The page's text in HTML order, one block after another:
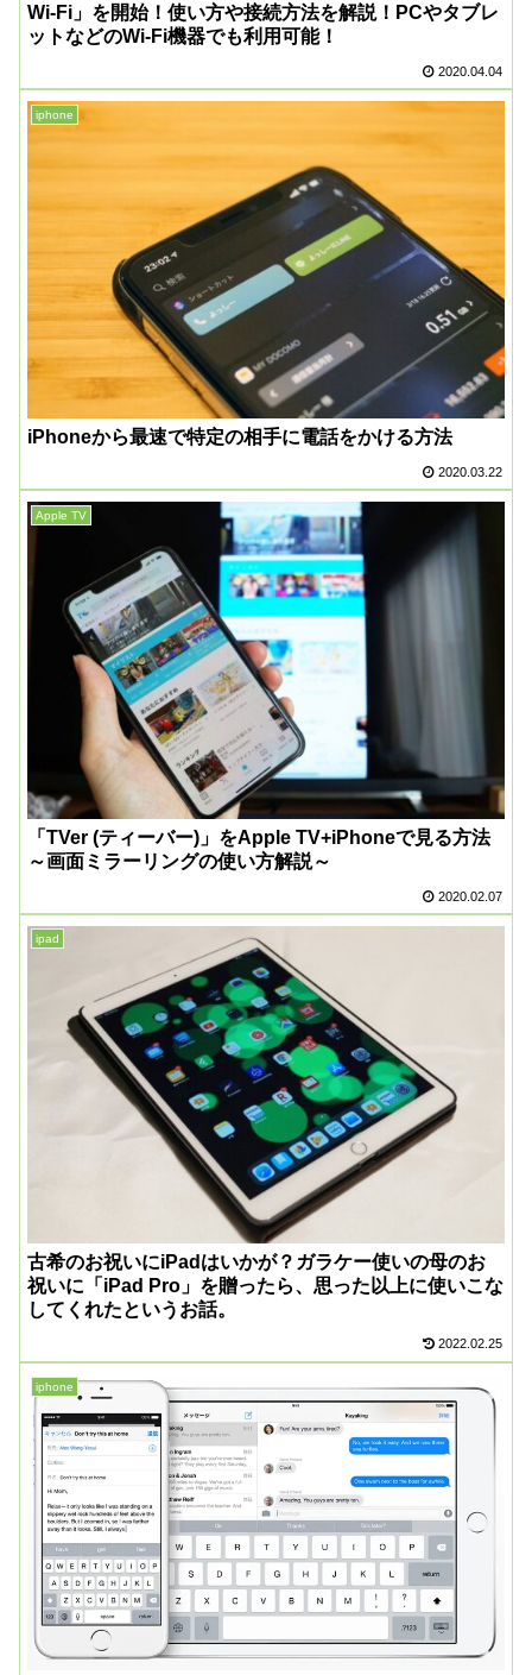
Wi-Fi」を開始！使い方や接続方法を解説！PCやタブレ
ットなどのWi-Fi機器でも利用可能！
2020.04.04
iphone
iPhoneから最速で特定の相手に電話をかける方法
2020.03.22
Apple TV
「TVer (ティーバー)」をApple TV+iPhoneで見る方法
～画面ミラーリングの使い方解説～
2020.02.07
ipad
古希のお祝いにiPadはいかが？ガラケー使いの母のお
祝いに「iPad Pro」を贈ったら、思った以上に使いこな
してくれたというお話。
2022.02.25
iphone